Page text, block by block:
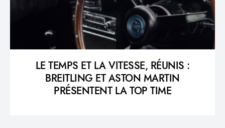
LE TEMPS ET LA VITESSE, RÉUNIS :
BREITLING ET ASTON MARTIN
PRÉSENTENT LA TOP TIME